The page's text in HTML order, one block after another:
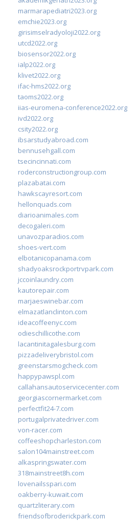
marmarapediatri2023.org
emchie2023.org
girisimselradyoloji2022.org
utcd2022.org
biosensor2022.org
ialp2022.org
klivet2022.org
ifac-hms2022.org
taoms2022.org
iias-euromena-conference2022.org
ivd2022.org
csity2022.org
ibsarstudyabroad.com
bennusehgall.com
tsecincinnati.com
roderconstructiongroup.com
plazabatai.com
hawkscayresort.com
hellonquads.com
diarioanimales.com
decogaleri.com
unavozparadios.com
shoes-vert.com
elbotanicopanama.com
shadyoaksrockportrvpark.com
jccoinlaundry.com
kautorepair.com
marjaeswinebar.com
elmazatlanclinton.com
ideacoffeenyc.com
odieschillicothe.com
lacantinitagalesburg.com
pizzadeliverybristol.com
greenstarsmogcheck.com
happypawspl.com
callahansautoservicecenter.com
georgiascornermarket.com
perfectfit24-7.com
portugalprivatedriver.com
von-racer.com
coffeeshopcharleston.com
salon104mainstreet.com
alkaspringswater.com
318mainstreet8h.com
lovenailsspari.com
oakberry-kuwait.com
quartzliterary.com
friendsofbroderickpark.com